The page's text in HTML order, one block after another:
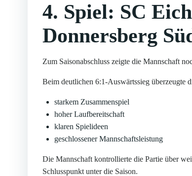
4. Spiel: SC
Donnersberg
Zum Saisonabschluss zeigte die Mannschaft
Beim deutlichen 6:1-Auswärtssieg überzeugte
starkem Zusammenspiel
hoher Laufbereitschaft
klaren Spielideen
geschlossener Mannschaftsleistung
Die Mannschaft kontrollierte die Partie über
Schlusspunkt unter die Saison.